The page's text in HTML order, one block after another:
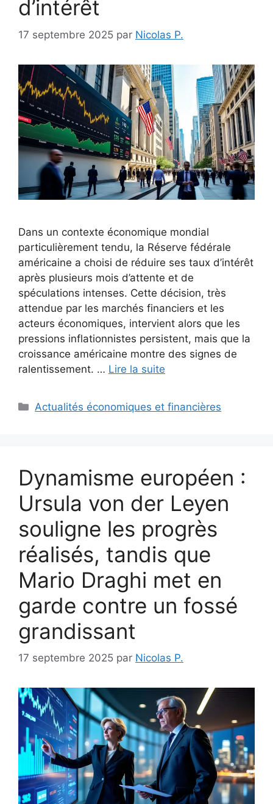
d’intérêt
17 septembre 2025 par Nicolas P.
Dans un contexte économique mondial
particulièrement tendu, la Réserve fédérale
américaine a choisi de réduire ses taux d’intérêt
après plusieurs mois d’attente et de
spéculations intenses. Cette décision, très
attendue par les marchés financiers et les
acteurs économiques, intervient alors que les
pressions inflationnistes persistent, mais que la
croissance américaine montre des signes de
ralentissement. … Lire la suite
Catégories
Actualités économiques et financières
Dynamisme européen :
Ursula von der Leyen
souligne les progrès
réalisés, tandis que
Mario Draghi met en
garde contre un fossé
grandissant
17 septembre 2025 par Nicolas P.